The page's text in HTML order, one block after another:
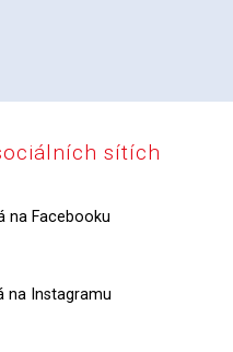
sítích
na Facebooku
na Instagramu